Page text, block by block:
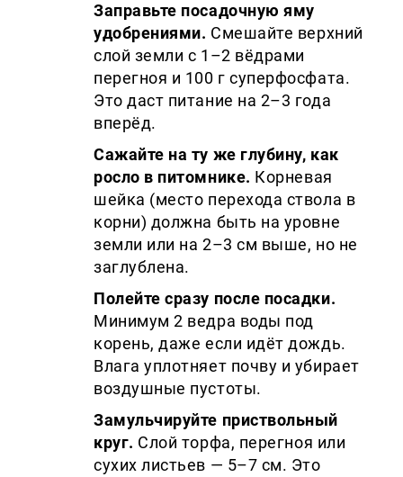
Заправьте посадочную яму
удобрениями. Смешайте верхний
слой земли с 1–2 вёдрами
перегноя и 100 г суперфосфата.
Это даст питание на 2–3 года
вперёд.
Сажайте на ту же глубину, как
росло в питомнике. Корневая
шейка (место перехода ствола в
корни) должна быть на уровне
земли или на 2–3 см выше, но не
заглублена.
Полейте сразу после посадки.
Минимум 2 ведра воды под
корень, даже если идёт дождь.
Влага уплотняет почву и убирает
воздушные пустоты.
Замульчируйте приствольный
круг. Слой торфа, перегноя или
сухих листьев — 5–7 см. Это